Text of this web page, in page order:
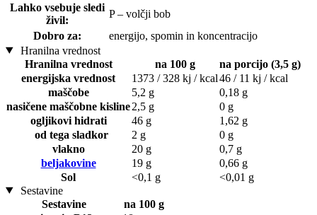
Lahko vsebuje sledi
živil:
P – volčji bob
Dobro za:
energijo, spomin in koncentracijo
Hranilna vrednost
Hranilna vrednost
na 100 g
na porcijo (3,5 g)
energijska vrednost
1373 / 328 kj / kcal46 / 11 kj / kcal
maščobe
5,2 g
0,18 g
nasičene maščobne kisline2,5 g
0 g
ogljikovi hidrati
46 g
1,62 g
od tega sladkor
2 g
0 g
vlakno
20 g
0,7 g
beljakovine
19 g
0,66 g
Sol
<0,1 g
<0,01 g
Sestavine
Sestavine
na 100 g